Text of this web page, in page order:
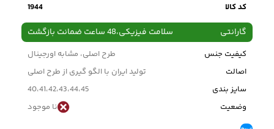
کد کالا 1944
گارانتی سلامت فیزیکی،48 ساعت ضمانت بازگشت
کیفیت جنس
طرح اصلی، مشابه اورجینال
اصالت
تولید ایران با الگو گیری از طرح اصلی
سایز بندی
40،41،42،43،44،45
وضعیت
نا موجود